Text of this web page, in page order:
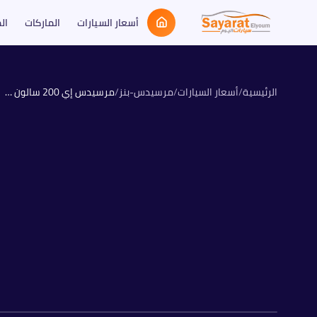
أسعار السيارات الماركات
الرئيسية/أسعار السيارات/مرسيدس-بنز/مرسيدس إي 200 سالون